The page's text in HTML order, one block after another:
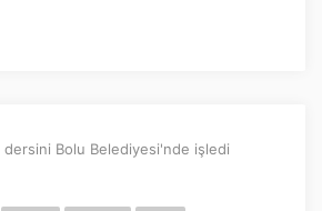
Bolu Belediyesi'nde işledi